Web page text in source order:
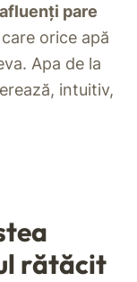
pare
orice apă
Apa de la
intuitiv,
rătăcit